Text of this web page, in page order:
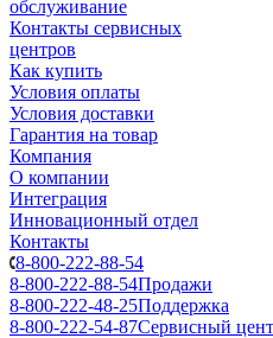
обслуживание
Контакты сервисных
центров
Как купить
Условия оплаты
Условия доставки
Гарантия на товар
Компания
О компании
Интеграция
Инновационный отдел
Контакты
8-800-222-88-54
8-800-222-88-54Продажи
8-800-222-48-25Поддержка
8-800-222-54-87Сервисный